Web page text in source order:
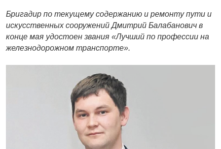
Бригадир по текущему содержанию и ремонту пути и
искусственных сооружений Дмитрий Балабанович в
конце мая удостоен звания «Лучший по профессии на
железнодорожном транспорте».